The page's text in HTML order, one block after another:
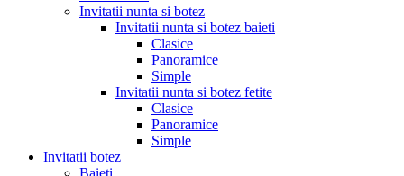
Invitatii nunta si botez
Invitatii nunta si botez baieti
Clasice
Panoramice
Simple
Invitatii nunta si botez fetite
Clasice
Panoramice
Simple
Invitatii botez
Baieti